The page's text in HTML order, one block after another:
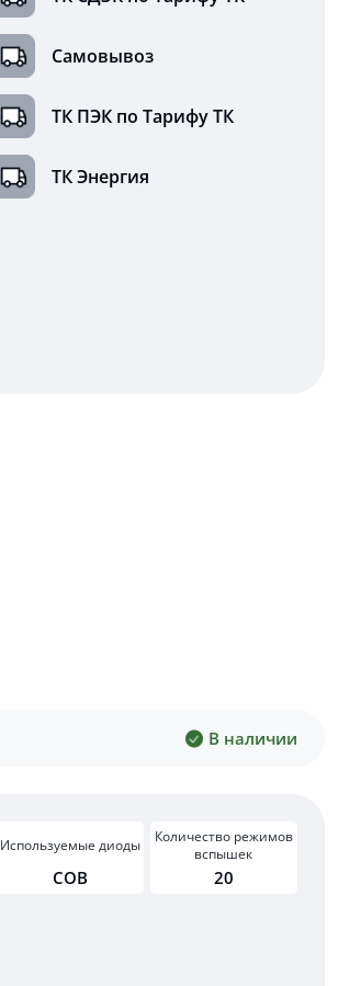
Самовывоз
ТК ПЭК по Тарифу ТК
ТК Энергия
В наличии
Используемые диоды
COB
Количество режимов
вспышек
20